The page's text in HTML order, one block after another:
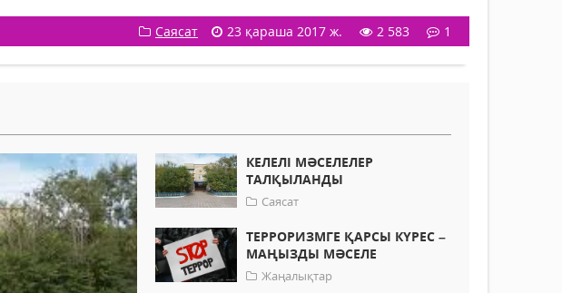
Саясат 23 қараша 2017 ж. 2 583 1
КЕЛЕЛІ МӘСЕЛЕЛЕР
ТАЛҚЫЛАНДЫ
Саясат
ТЕРРОРИЗМГЕ ҚАРСЫ КҮРЕС –
МАҢЫЗДЫ МӘСЕЛЕ
Жаңалықтар